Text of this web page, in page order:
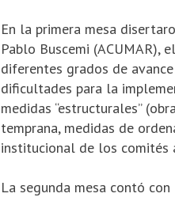
En la primera mesa
Pablo Buscemi (ACUMAR),
diferentes grados de
dificultades para la
medidas “estructurales”
temprana, medidas de
institucional de los comités
La segunda mesa contó